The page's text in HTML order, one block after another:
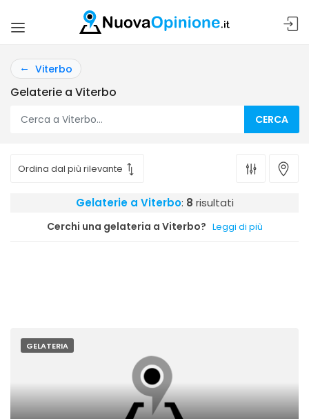
Viterbo
Gelaterie a Viterbo
CERCA
Gelaterie a Viterbo: 8 risultati
Cerchi una gelateria a Viterbo? Leggi di più
GELATERIA